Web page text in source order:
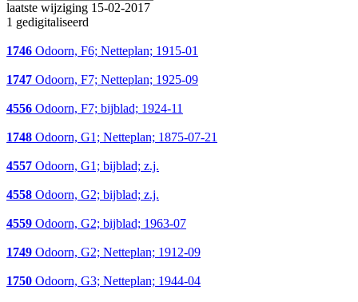
laatste wijziging 15-02-2017
1 gedigitaliseerd
1746 Odoorn, F6; Netteplan; 1915-01
1747 Odoorn, F7; Netteplan; 1925-09
4556 Odoorn, F7; bijblad; 1924-11
1748 Odoorn, G1; Netteplan; 1875-07-21
4557 Odoorn, G1; bijblad; z.j.
4558 Odoorn, G2; bijblad; z.j.
4559 Odoorn, G2; bijblad; 1963-07
1749 Odoorn, G2; Netteplan; 1912-09
1750 Odoorn, G3; Netteplan; 1944-04